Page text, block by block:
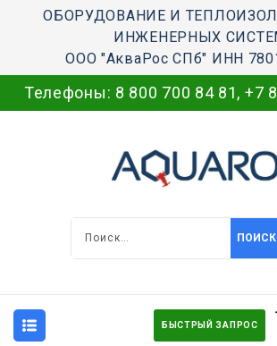
ОБОРУДОВАНИЕ И
ИНЖЕНЕРНЫХ
ООО "АкваРос СПб" ИНН
Телефоны: 8 800 700 84 81, +7
БЫСТРЫЙ ЗАПРОС